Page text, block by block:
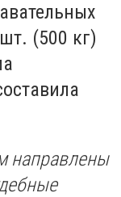
(500 кг)
направлены